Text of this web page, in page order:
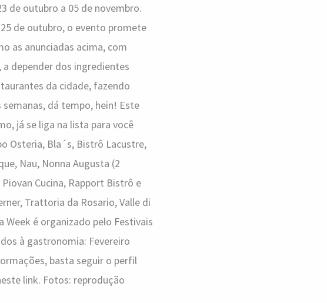
de outubro a 05 de novembro.
de outubro, o evento promete
as anunciadas acima, com
a depender dos ingredientes
da cidade, fazendo
dá tempo, hein! Este
já se liga na lista para você
Osteria, Bla´s, Bistrô Lacustre,
Nau, Nonna Augusta (2
Cucina, Rapport Bistrô e
Trattoria da Rosario, Valle di
Week é organizado pelo Festivais
à gastronomia: Fevereiro
basta seguir o perfil
link. Fotos: reprodução